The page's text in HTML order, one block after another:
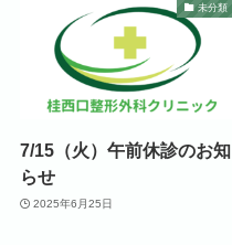
未分類
7/15（火）午前休診のお知
らせ
2025年6月25日